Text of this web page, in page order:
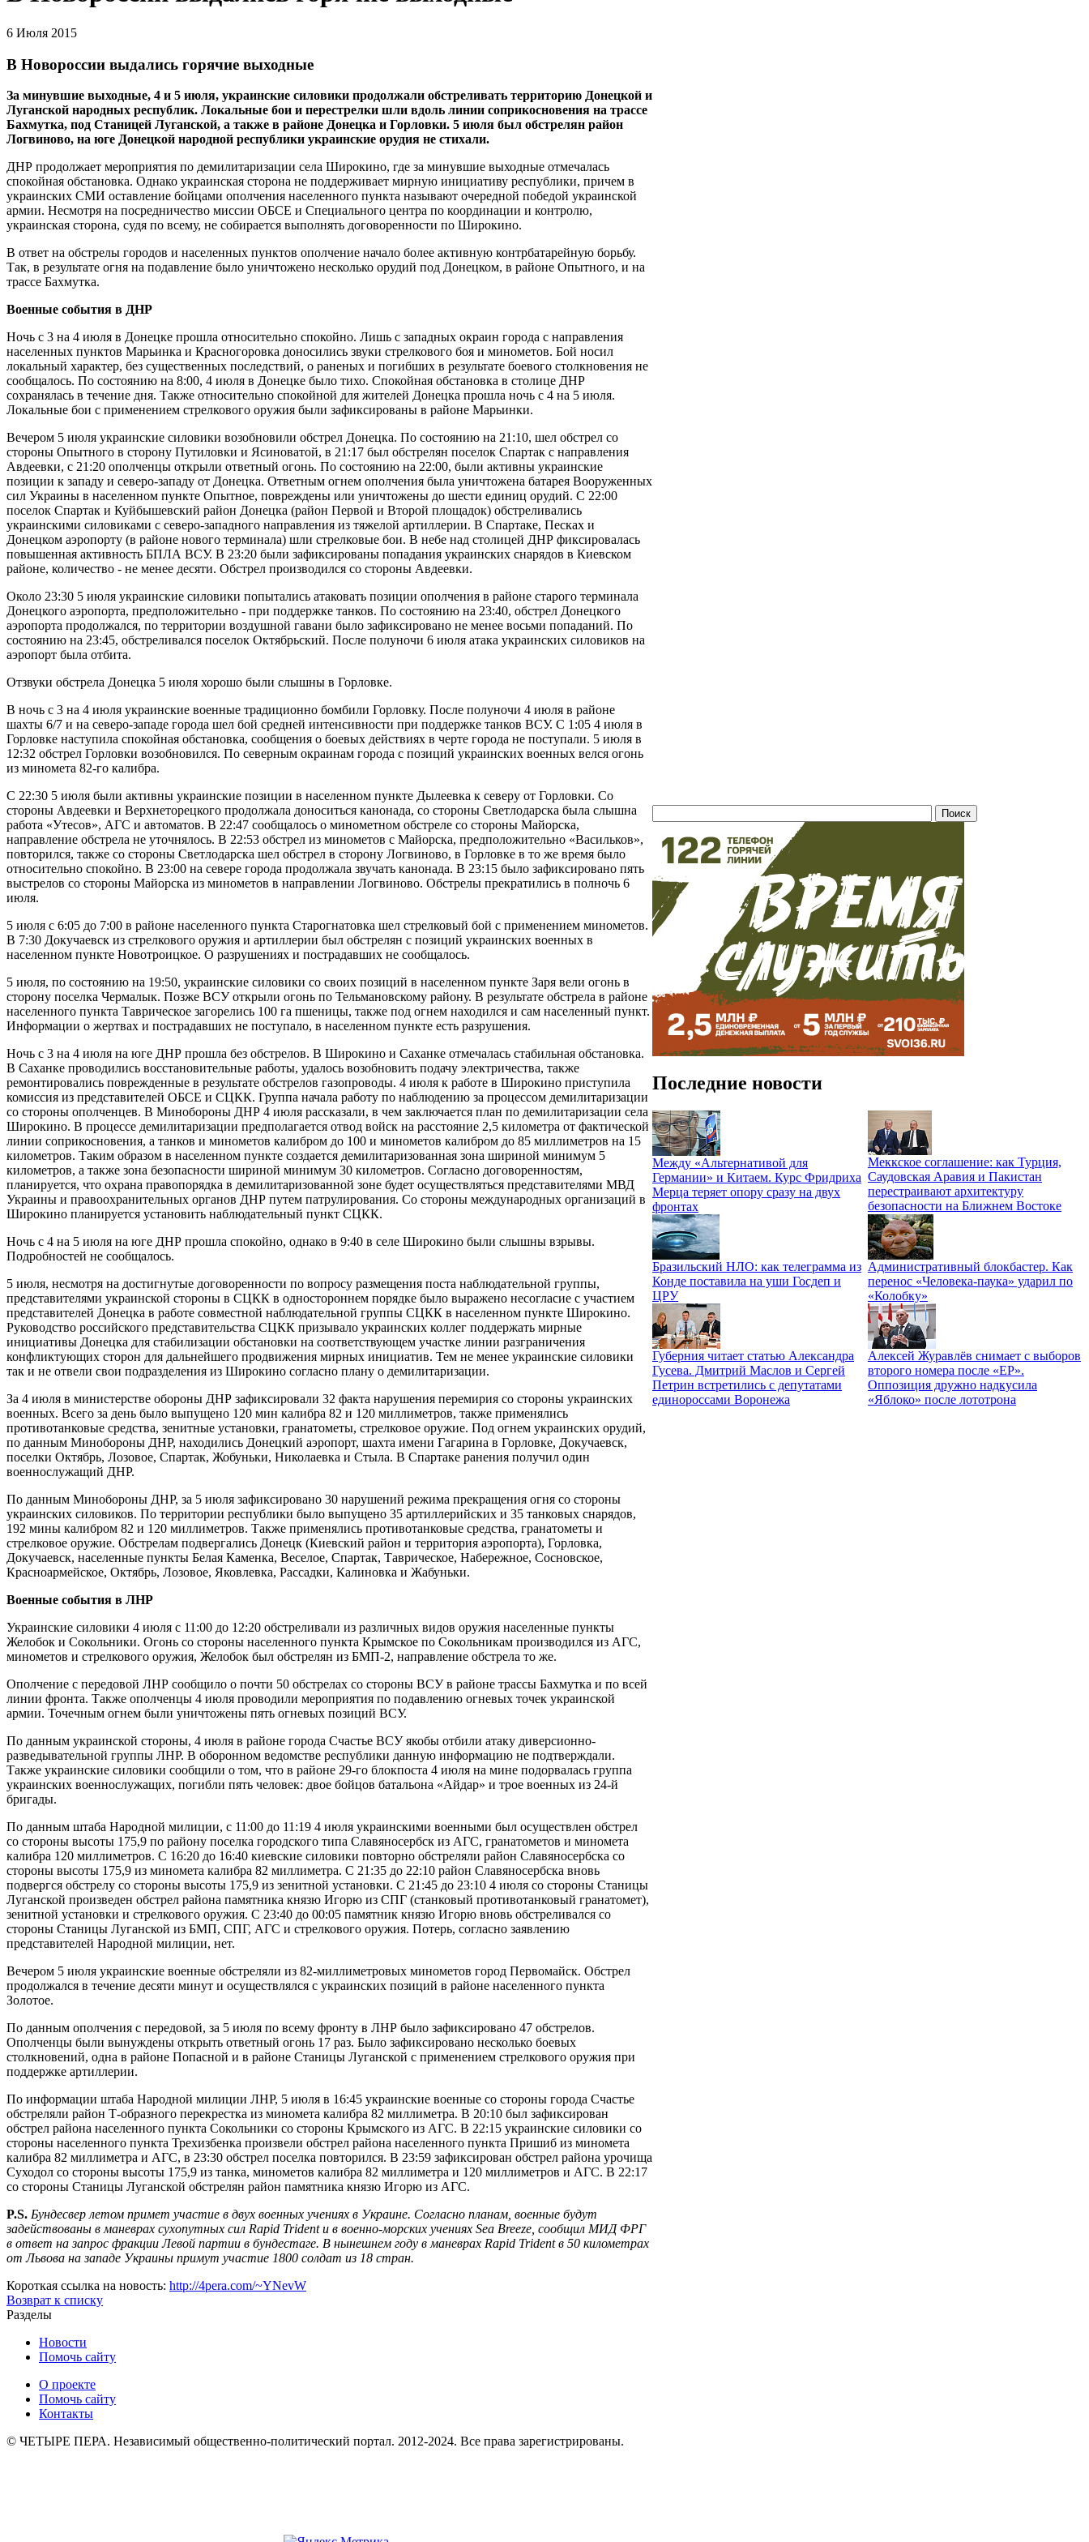
6 Июля 2015
В Новороссии выдались горячие выходные
За минувшие выходные, 4 и 5 июля, украинские силовики продолжали обстреливать территорию Донецкой и
Луганской народных республик. Локальные бои и перестрелки шли вдоль линии соприкосновения на трассе
Бахмутка, под Станицей Луганской, а также в районе Донецка и Горловки. 5 июля был обстрелян район
Логвиново, на юге Донецкой народной республики украинские орудия не стихали.
ДНР продолжает мероприятия по демилитаризации села Широкино, где за минувшие выходные отмечалась
спокойная обстановка. Однако украинская сторона не поддерживает мирную инициативу республики, причем в
украинских СМИ оставление бойцами ополчения населенного пункта называют очередной победой украинской
армии. Несмотря на посредничество миссии ОБСЕ и Специального центра по координации и контролю,
украинская сторона, судя по всему, не собирается выполнять договоренности по Широкино.
В ответ на обстрелы городов и населенных пунктов ополчение начало более активную контрбатарейную борьбу.
Так, в результате огня на подавление было уничтожено несколько орудий под Донецком, в районе Опытного, и на
трассе Бахмутка.
Военные события в ДНР
Ночь с 3 на 4 июля в Донецке прошла относительно спокойно. Лишь с западных окраин города с направления
населенных пунктов Марьинка и Красногоровка доносились звуки стрелкового боя и минометов. Бой носил
локальный характер, без существенных последствий, о раненых и погибших в результате боевого столкновения не
сообщалось. По состоянию на 8:00, 4 июля в Донецке было тихо. Спокойная обстановка в столице ДНР
сохранялась в течение дня. Также относительно спокойной для жителей Донецка прошла ночь с 4 на 5 июля.
Локальные бои с применением стрелкового оружия были зафиксированы в районе Марьинки.
Вечером 5 июля украинские силовики возобновили обстрел Донецка. По состоянию на 21:10, шел обстрел со
стороны Опытного в сторону Путиловки и Ясиноватой, в 21:17 был обстрелян поселок Спартак с направления
Авдеевки, с 21:20 ополченцы открыли ответный огонь. По состоянию на 22:00, были активны украинские
позиции к западу и северо-западу от Донецка. Ответным огнем ополчения была уничтожена батарея Вооруженных
сил Украины в населенном пункте Опытное, повреждены или уничтожены до шести единиц орудий. С 22:00
поселок Спартак и Куйбышевский район Донецка (район Первой и Второй площадок) обстреливались
украинскими силовиками с северо-западного направления из тяжелой артиллерии. В Спартаке, Песках и
Донецком аэропорту (в районе нового терминала) шли стрелковые бои. В небе над столицей ДНР фиксировалась
повышенная активность БПЛА ВСУ. В 23:20 были зафиксированы попадания украинских снарядов в Киевском
районе, количество - не менее десяти. Обстрел производился со стороны Авдеевки.
Около 23:30 5 июля украинские силовики попытались атаковать позиции ополчения в районе старого терминала
Донецкого аэропорта, предположительно - при поддержке танков. По состоянию на 23:40, обстрел Донецкого
аэропорта продолжался, по территории воздушной гавани было зафиксировано не менее восьми попаданий. По
состоянию на 23:45, обстреливался поселок Октябрьский. После полуночи 6 июля атака украинских силовиков на
аэропорт была отбита.
Отзвуки обстрела Донецка 5 июля хорошо были слышны в Горловке.
В ночь с 3 на 4 июля украинские военные традиционно бомбили Горловку. После полуночи 4 июля в районе
шахты 6/7 и на северо-западе города шел бой средней интенсивности при поддержке танков ВСУ. С 1:05 4 июля в
Горловке наступила спокойная обстановка, сообщения о боевых действиях в черте города не поступали. 5 июля в
12:32 обстрел Горловки возобновился. По северным окраинам города с позиций украинских военных велся огонь
из миномета 82-го калибра.
С 22:30 5 июля были активны украинские позиции в населенном пункте Дылеевка к северу от Горловки. Со
стороны Авдеевки и Верхнеторецкого продолжала доноситься канонада, со стороны Светлодарска была слышна
работа «Утесов», АГС и автоматов. В 22:47 сообщалось о минометном обстреле со стороны Майорска,
направление обстрела не уточнялось. В 22:53 обстрел из минометов с Майорска, предположительно «Васильков»,
повторился, также со стороны Светлодарска шел обстрел в сторону Логвиново, в Горловке в то же время было
относительно спокойно. В 23:00 на севере города продолжала звучать канонада. В 23:15 было зафиксировано пять
выстрелов со стороны Майорска из минометов в направлении Логвиново. Обстрелы прекратились в полночь 6
июля.
5 июля с 6:05 до 7:00 в районе населенного пункта Старогнатовка шел стрелковый бой с применением минометов.
В 7:30 Докучаевск из стрелкового оружия и артиллерии был обстрелян с позиций украинских военных в
населенном пункте Новотроицкое. О разрушениях и пострадавших не сообщалось.
5 июля, по состоянию на 19:50, украинские силовики со своих позиций в населенном пункте Заря вели огонь в
сторону поселка Чермалык. Позже ВСУ открыли огонь по Тельмановскому району. В результате обстрела в районе
населенного пункта Таврическое загорелись 100 га пшеницы, также под огнем находился и сам населенный пункт.
Информации о жертвах и пострадавших не поступало, в населенном пункте есть разрушения.
Ночь с 3 на 4 июля на юге ДНР прошла без обстрелов. В Широкино и Саханке отмечалась стабильная обстановка.
В Саханке проводились восстановительные работы, удалось возобновить подачу электричества, также
ремонтировались поврежденные в результате обстрелов газопроводы. 4 июля к работе в Широкино приступила
комиссия из представителей ОБСЕ и СЦКК. Группа начала работу по наблюдению за процессом демилитаризации
со стороны ополченцев. В Минобороны ДНР 4 июля рассказали, в чем заключается план по демилитаризации села
Широкино. В процессе демилитаризации предполагается отвод войск на расстояние 2,5 километра от фактической
линии соприкосновения, а танков и минометов калибром до 100 и минометов калибром до 85 миллиметров на 15
километров. Таким образом в населенном пункте создается демилитаризованная зона шириной минимум 5
километров, а также зона безопасности шириной минимум 30 километров. Согласно договоренностям,
планируется, что охрана правопорядка в демилитаризованной зоне будет осуществляться представителями МВД
Украины и правоохранительных органов ДНР путем патрулирования. Со стороны международных организаций в
Широкино планируется установить наблюдательный пункт СЦКК.
Ночь с 4 на 5 июля на юге ДНР прошла спокойно, однако в 9:40 в селе Широкино были слышны взрывы.
Подробностей не сообщалось.
5 июля, несмотря на достигнутые договоренности по вопросу размещения поста наблюдательной группы,
представителями украинской стороны в СЦКК в одностороннем порядке было выражено несогласие с участием
представителей Донецка в работе совместной наблюдательной группы СЦКК в населенном пункте Широкино.
Руководство российского представительства СЦКК призывало украинских коллег поддержать мирные
инициативы Донецка для стабилизации обстановки на соответствующем участке линии разграничения
конфликтующих сторон для дальнейшего продвижения мирных инициатив. Тем не менее украинские силовики
так и не отвели свои подразделения из Широкино согласно плану о демилитаризации.
За 4 июля в министерстве обороны ДНР зафиксировали 32 факта нарушения перемирия со стороны украинских
военных. Всего за день было выпущено 120 мин калибра 82 и 120 миллиметров, также применялись
противотанковые средства, зенитные установки, гранатометы, стрелковое оружие. Под огнем украинских орудий,
по данным Минобороны ДНР, находились Донецкий аэропорт, шахта имени Гагарина в Горловке, Докучаевск,
поселки Октябрь, Лозовое, Спартак, Жобуньки, Николаевка и Стыла. В Спартаке ранения получил один
военнослужащий ДНР.
По данным Минобороны ДНР, за 5 июля зафиксировано 30 нарушений режима прекращения огня со стороны
украинских силовиков. По территории республики было выпущено 35 артиллерийских и 35 танковых снарядов,
192 мины калибром 82 и 120 миллиметров. Также применялись противотанковые средства, гранатометы и
стрелковое оружие. Обстрелам подвергались Донецк (Киевский район и территория аэропорта), Горловка,
Докучаевск, населенные пункты Белая Каменка, Веселое, Спартак, Таврическое, Набережное, Сосновское,
Красноармейское, Октябрь, Лозовое, Яковлевка, Рассадки, Калиновка и Жабуньки.
Военные события в ЛНР
Украинские силовики 4 июля с 11:00 до 12:20 обстреливали из различных видов оружия населенные пункты
Желобок и Сокольники. Огонь со стороны населенного пункта Крымское по Сокольникам производился из АГС,
минометов и стрелкового оружия, Желобок был обстрелян из БМП-2, направление обстрела то же.
Ополчение с передовой ЛНР сообщило о почти 50 обстрелах со стороны ВСУ в районе трассы Бахмутка и по всей
линии фронта. Также ополченцы 4 июля проводили мероприятия по подавлению огневых точек украинской
армии. Точечным огнем были уничтожены пять огневых позиций ВСУ.
По данным украинской стороны, 4 июля в районе города Счастье ВСУ якобы отбили атаку диверсионно-
разведывательной группы ЛНР. В оборонном ведомстве республики данную информацию не подтверждали.
Также украинские силовики сообщили о том, что в районе 29-го блокпоста 4 июля на мине подорвалась группа
украинских военнослужащих, погибли пять человек: двое бойцов батальона «Айдар» и трое военных из 24-й
бригады.
По данным штаба Народной милиции, с 11:00 до 11:19 4 июля украинскими военными был осуществлен обстрел
со стороны высоты 175,9 по району поселка городского типа Славяносербск из АГС, гранатометов и миномета
калибра 120 миллиметров. С 16:20 до 16:40 киевские силовики повторно обстреляли район Славяносербска со
стороны высоты 175,9 из миномета калибра 82 миллиметра. С 21:35 до 22:10 район Славяносербска вновь
подвергся обстрелу со стороны высоты 175,9 из зенитной установки. С 21:45 до 23:10 4 июля со стороны Станицы
Луганской произведен обстрел района памятника князю Игорю из СПГ (станковый противотанковый гранатомет),
зенитной установки и стрелкового оружия. С 23:40 до 00:05 памятник князю Игорю вновь обстреливался со
стороны Станицы Луганской из БМП, СПГ, АГС и стрелкового оружия. Потерь, согласно заявлению
представителей Народной милиции, нет.
Вечером 5 июля украинские военные обстреляли из 82-миллиметровых минометов город Первомайск. Обстрел
продолжался в течение десяти минут и осуществлялся с украинских позиций в районе населенного пункта
Золотое.
По данным ополчения с передовой, за 5 июля по всему фронту в ЛНР было зафиксировано 47 обстрелов.
Ополченцы были вынуждены открыть ответный огонь 17 раз. Было зафиксировано несколько боевых
столкновений, одна в районе Попасной и в районе Станицы Луганской с применением стрелкового оружия при
поддержке артиллерии.
По информации штаба Народной милиции ЛНР, 5 июля в 16:45 украинские военные со стороны города Счастье
обстреляли район Т-образного перекрестка из миномета калибра 82 миллиметра. В 20:10 был зафиксирован
обстрел района населенного пункта Сокольники со стороны Крымского из АГС. В 22:15 украинские силовики со
стороны населенного пункта Трехизбенка произвели обстрел района населенного пункта Пришиб из миномета
калибра 82 миллиметра и АГС, в 23:30 обстрел поселка повторился. В 23:59 зафиксирован обстрел района урочища
Суходол со стороны высоты 175,9 из танка, минометов калибра 82 миллиметра и 120 миллиметров и АГС. В 22:17
со стороны Станицы Луганской обстрелян район памятника князю Игорю из АГС.
P.S. Бундесвер летом примет участие в двух военных учениях в Украине. Согласно планам, военные будут
задействованы в маневрах сухопутных сил Rapid Trident и в военно-морских учениях Sea Breeze, сообщил МИД ФРГ
в ответ на запрос фракции Левой партии в бундестаге. В нынешнем году в маневрах Rapid Trident в 50 километрах
от Львова на западе Украины примут участие 1800 солдат из 18 стран.
Короткая ссылка на новость: http://4pera.com/~YNevW
Возврат к списку
Последние новости
Между «Альтернативой для
Германии» и Китаем. Курс Фридриха
Мерца теряет опору сразу на двух
фронтах
Меккское соглашение: как Турция,
Саудовская Аравия и Пакистан
перестраивают архитектуру
безопасности на Ближнем Востоке
Бразильский НЛО: как телеграмма из
Конде поставила на уши Госдеп и
ЦРУ
Административный блокбастер. Как
перенос «Человека-паука» ударил по
«Колобку»
Губерния читает статью Александра
Гусева. Дмитрий Маслов и Сергей
Петрин встретились с депутатами
единороссами Воронежа
Алексей Журавлёв снимает с выборов
второго номера после «ЕР».
Оппозиция дружно надкусила
«Яблоко» после лототрона
Разделы
Новости
Помочь сайту
О проекте
Помочь сайту
Контакты
© ЧЕТЫРЕ ПЕРА. Независимый общественно-политический портал. 2012-2024. Все права зарегистрированы.